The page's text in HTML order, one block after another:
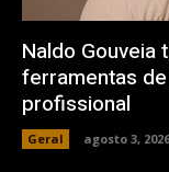
Naldo
ferramentas
profissional
Geral agosto 3, 2026